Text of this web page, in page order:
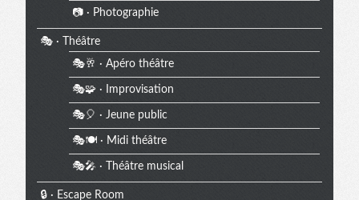
📷 · Photographie
🎭 · Théâtre
🎭🥂 · Apéro théâtre
🎭🧩 · Improvisation
🎭🎈 · Jeune public
🎭🍽️ · Midi théâtre
🎭🎤 · Théâtre musical
🔒 · Escape Room